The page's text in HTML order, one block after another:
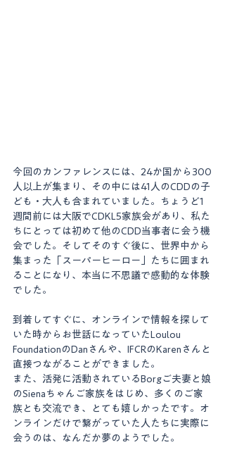
今回のカンファレンスには、24か国から300
人以上が集まり、その中には41人のCDDの子
ども・大人も含まれていました。ちょうど1
週間前には大阪でCDKL5家族会があり、私た
ちにとっては初めて他のCDD当事者に会う機
会でした。そしてそのすぐ後に、世界中から
集まった「スーパーヒーロー」たちに囲まれ
ることになり、本当に不思議で感動的な体験
でした。
到着してすぐに、オンラインで情報を探して
いた時からお世話になっていたLoulou
FoundationのDanさんや、IFCRのKarenさんと
直接つながることができました。
また、活発に活動されているBorgご夫妻と娘
のSienaちゃんご家族をはじめ、多くのご家
族とも交流でき、とても嬉しかったです。オ
ンラインだけで繋がっていた人たちに実際に
会うのは、なんだか夢のようでした。